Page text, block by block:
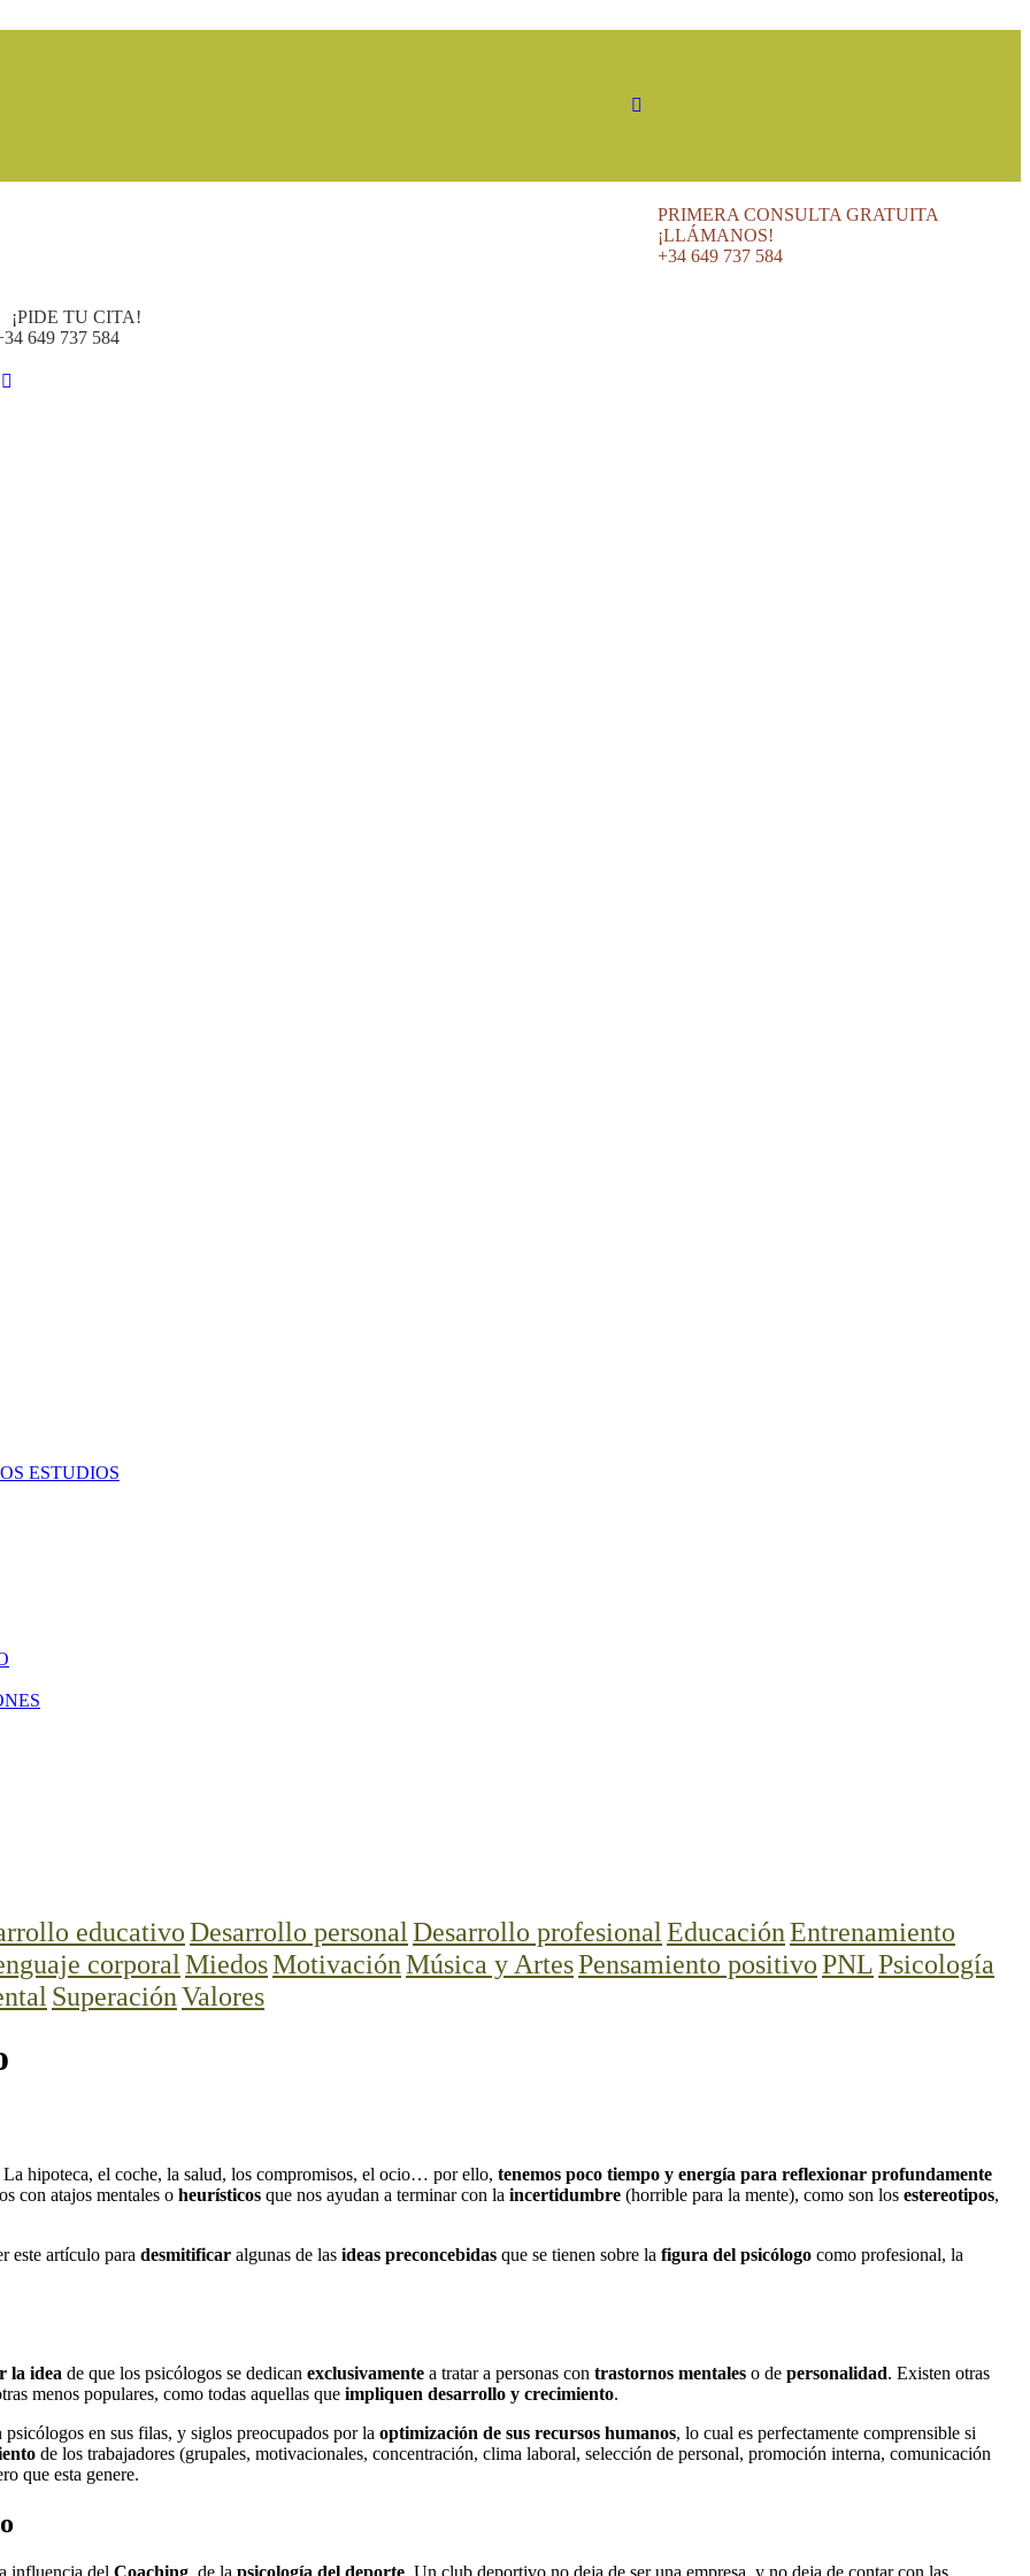
PRIMERA CONSULTA GRATUITA
¡LLÁMANOS!
+34 649 737 584
¡PIDE TU CITA!
649 737 584
ESTUDIOS
educativoDesarrollo personal Desarrollo profesional EducaciónEntrenamiento
corporal MiedosMotivaciónMúsica y ArtesPensamiento positivoPNLPsicología
SuperaciónValores
La hipoteca, el coche, la salud, los compromisos, el ocio… por ello, tenemos poco tiempo y energía para reflexionar profundamente
con atajos mentales o heurísticos que nos ayudan a terminar con la incertidumbre (horrible para la mente), como son los estereotipos,
este artículo para desmitificar algunas de las ideas preconcebidas que se tienen sobre la figura del psicólogo como profesional, la
la idea de que los psicólogos se dedican exclusivamente a tratar a personas con trastornos mentales o de personalidad. Existen otras
menos populares, como todas aquellas que impliquen desarrollo y crecimiento.
en sus filas, y siglos preocupados por la optimización de sus recursos humanos, lo cual es perfectamente comprensible si
de los trabajadores (grupales, motivacionales, concentración, clima laboral, selección de personal, promoción interna, comunicación
que esta genere.
influencia del Coaching , de la psicología del deporte . Un club deportivo no deja de ser una empresa, y no deja de contar con las